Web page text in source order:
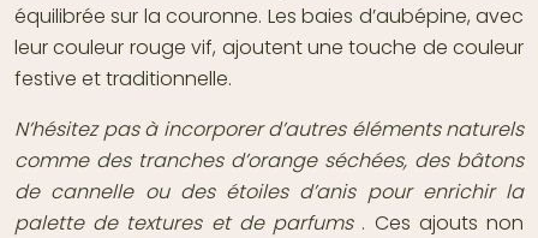
équilibrée sur la couronne. Les baies d’aubépine, avec
leur couleur rouge vif, ajoutent une touche de couleur
festive et traditionnelle.
N’hésitez pas à incorporer d’autres éléments naturels
comme des tranches d’orange séchées, des bâtons
de cannelle ou des étoiles d’anis pour enrichir la
palette de textures et de parfums . Ces ajouts non